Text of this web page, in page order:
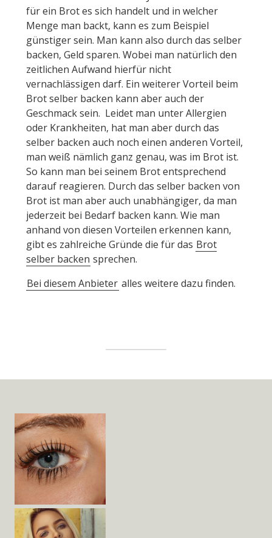
für ein Brot es sich handelt und in welcher
Menge man backt, kann es zum Beispiel
günstiger sein. Man kann also durch das selber
backen, Geld sparen. Wobei man natürlich den
zeitlichen Aufwand hierfür nicht
vernachlässigen darf. Ein weiterer Vorteil beim
Brot selber backen kann aber auch der
Geschmack sein. Leidet man unter Allergien
oder Krankheiten, hat man aber durch das
selber backen auch noch einen anderen Vorteil,
man weiß nämlich ganz genau, was im Brot ist.
So kann man bei seinem Brot entsprechend
darauf reagieren. Durch das selber backen von
Brot ist man aber auch unabhängiger, da man
jederzeit bei Bedarf backen kann. Wie man
anhand von diesen Vorteilen erkennen kann,
gibt es zahlreiche Gründe die für das Brot
selber backen sprechen.
Bei diesem Anbieter alles weitere dazu finden.
Area